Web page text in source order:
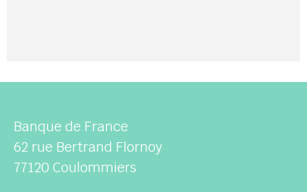
Banque de France
62 rue Bertrand Flornoy
77120 Coulommiers